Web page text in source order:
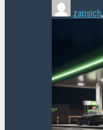
zapsich,